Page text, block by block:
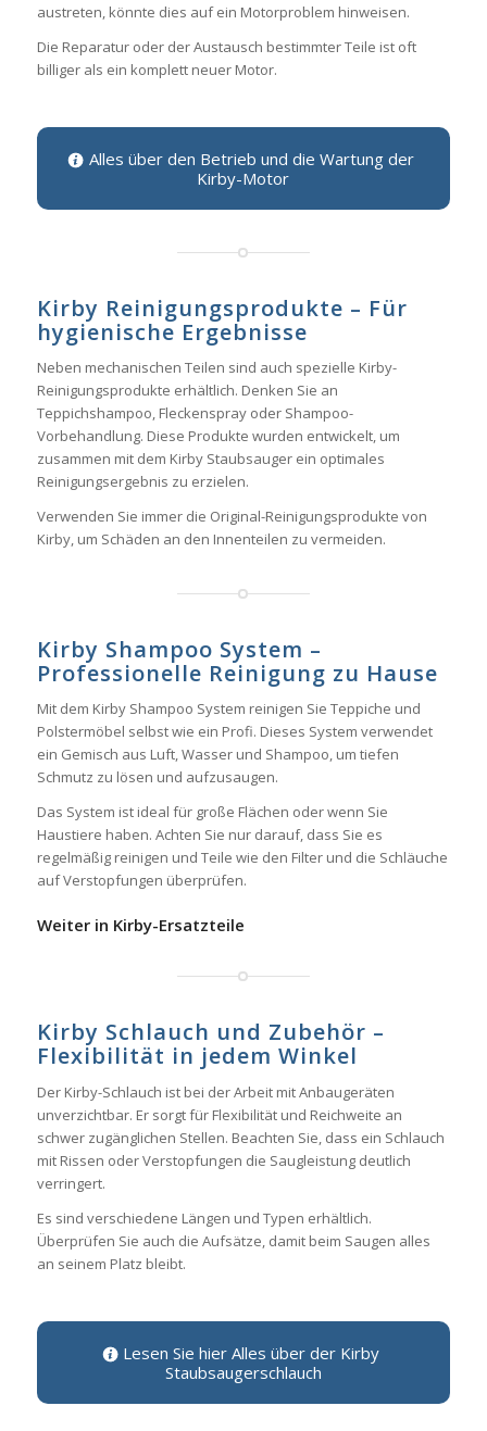
austreten, könnte dies auf ein Motorproblem hinweisen.
Die Reparatur oder der Austausch bestimmter Teile ist oft
billiger als ein komplett neuer Motor.
Alles über den Betrieb und die Wartung der
Kirby-Motor
Kirby Reinigungsprodukte – Für
hygienische Ergebnisse
Neben mechanischen Teilen sind auch spezielle Kirby-
Reinigungsprodukte erhältlich. Denken Sie an
Teppichshampoo, Fleckenspray oder Shampoo-
Vorbehandlung. Diese Produkte wurden entwickelt, um
zusammen mit dem Kirby Staubsauger ein optimales
Reinigungsergebnis zu erzielen.
Verwenden Sie immer die Original-Reinigungsprodukte von
Kirby, um Schäden an den Innenteilen zu vermeiden.
Kirby Shampoo System –
Professionelle Reinigung zu Hause
Mit dem Kirby Shampoo System reinigen Sie Teppiche und
Polstermöbel selbst wie ein Profi. Dieses System verwendet
ein Gemisch aus Luft, Wasser und Shampoo, um tiefen
Schmutz zu lösen und aufzusaugen.
Das System ist ideal für große Flächen oder wenn Sie
Haustiere haben. Achten Sie nur darauf, dass Sie es
regelmäßig reinigen und Teile wie den Filter und die Schläuche
auf Verstopfungen überprüfen.
Weiter in Kirby-Ersatzteile
Kirby Schlauch und Zubehör –
Flexibilität in jedem Winkel
Der Kirby-Schlauch ist bei der Arbeit mit Anbaugeräten
unverzichtbar. Er sorgt für Flexibilität und Reichweite an
schwer zugänglichen Stellen. Beachten Sie, dass ein Schlauch
mit Rissen oder Verstopfungen die Saugleistung deutlich
verringert.
Es sind verschiedene Längen und Typen erhältlich.
Überprüfen Sie auch die Aufsätze, damit beim Saugen alles
an seinem Platz bleibt.
Lesen Sie hier Alles über der Kirby
Staubsaugerschlauch